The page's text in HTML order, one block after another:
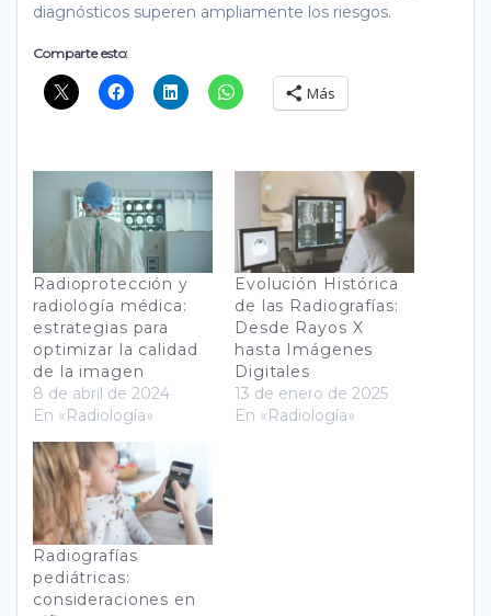
diagnósticos superen ampliamente los riesgos.
Comparte esto:
Más
Radioprotección y
radiología médica:
estrategias para
optimizar la calidad
de la imagen
8 de abril de 2024
En «Radiología»
Evolución Histórica
de las Radiografías:
Desde Rayos X
hasta Imágenes
Digitales
13 de enero de 2025
En «Radiología»
Radiografías
pediátricas:
consideraciones en